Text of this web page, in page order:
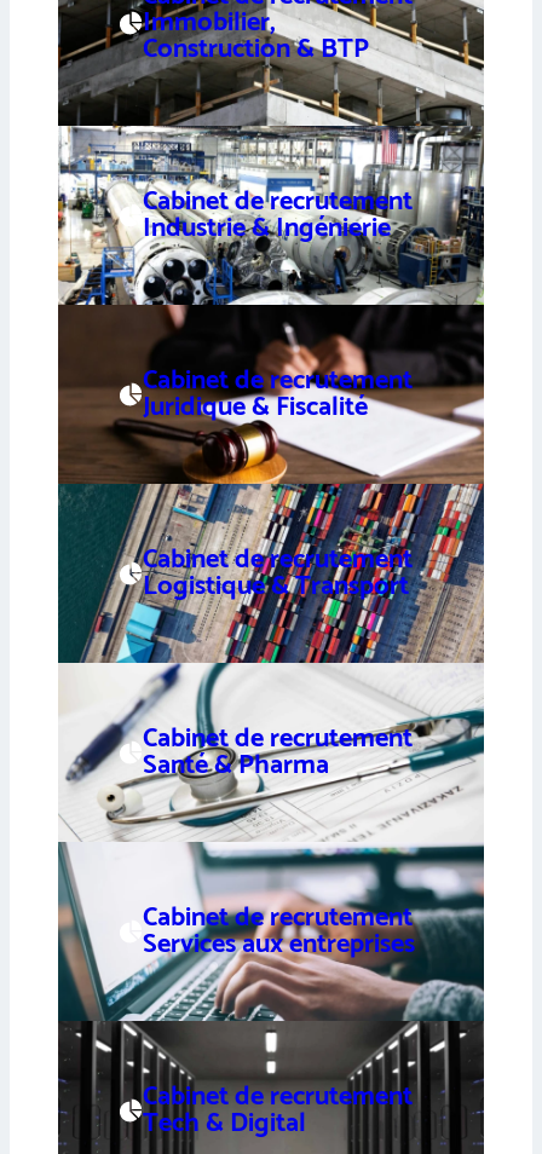
Immobilier,
Construction & BTP
Cabinet de recrutement
Industrie & Ingénierie
Cabinet de recrutement
Juridique & Fiscalité
Cabinet de recrutement
Logistique & Transport
Cabinet de recrutement
Santé & Pharma
Cabinet de recrutement
Services aux entreprises
Cabinet de recrutement
Tech & Digital